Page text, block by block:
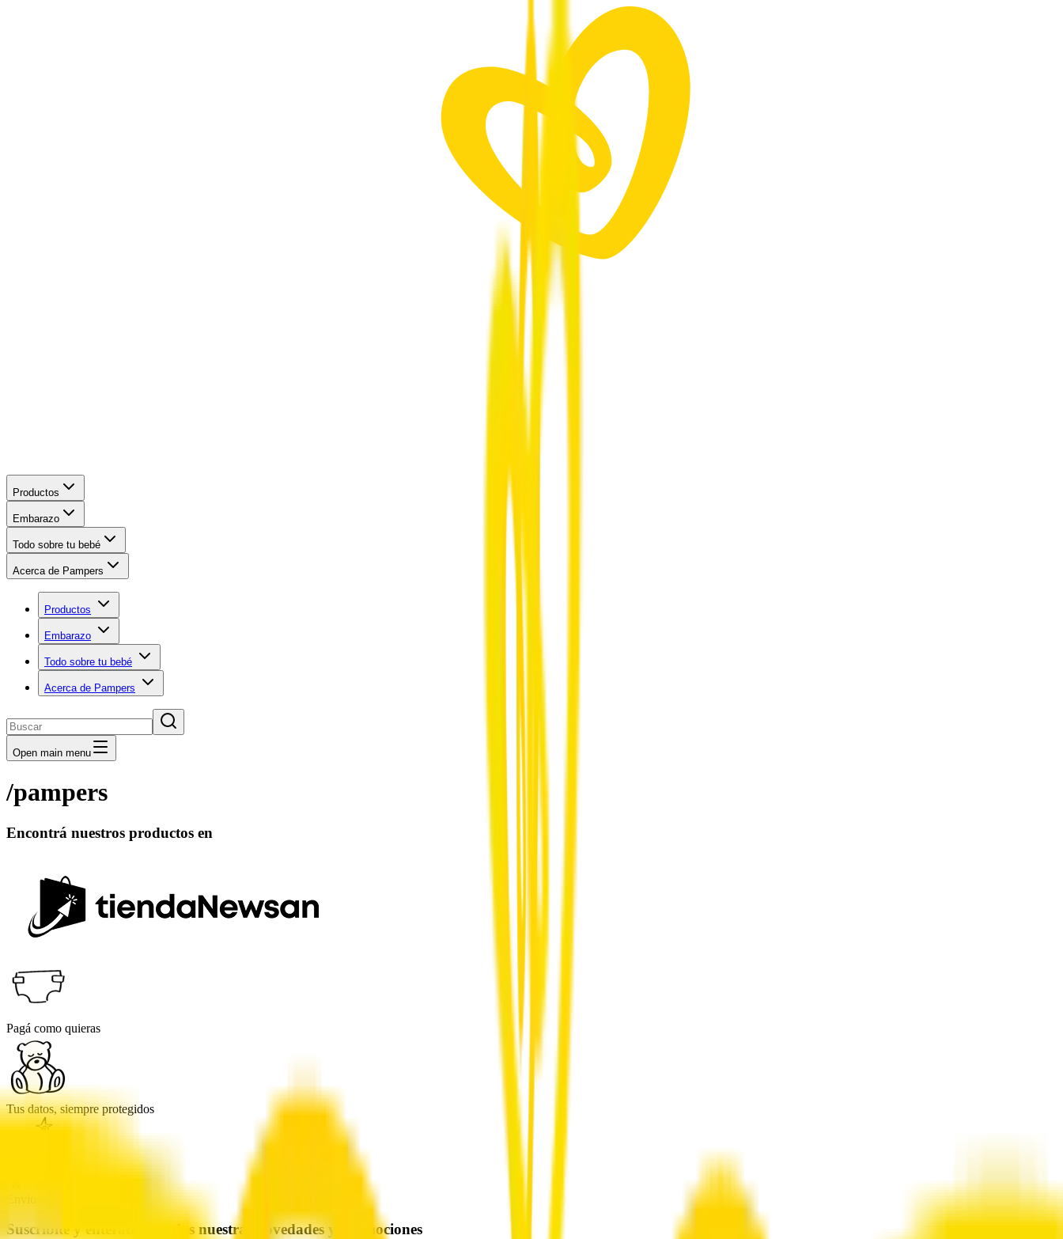
Productos
Embarazo
Todo sobre tu bebé
Acerca de Pampers
Productos
Embarazo
Todo sobre tu bebé
Acerca de Pampers
Open main menu
/pampers
Encontrá nuestros productos en
Pagá como quieras
Tus datos, siempre protegidos
Envíos rápidos y seguros
Suscribite y enterate de todas nuestras novedades y promociones